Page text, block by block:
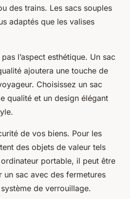
des trains. Les sacs souples
adaptés que les valises
l’aspect esthétique. Un sac
ajoutera une touche de
Choisissez un sac
qualité et un design élégant
de vos biens. Pour les
des objets de valeur tels
portable, il peut être
un sac avec des fermetures
de verrouillage.